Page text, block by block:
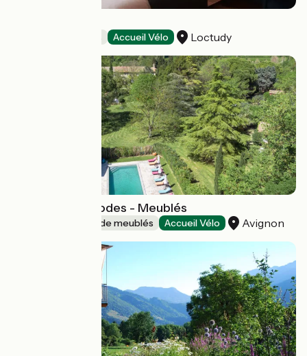
Accueil Vélo Loctudy
Domaine de Rhodes - Meublés
Gîtes et locations de meublés Accueil Vélo Avignon